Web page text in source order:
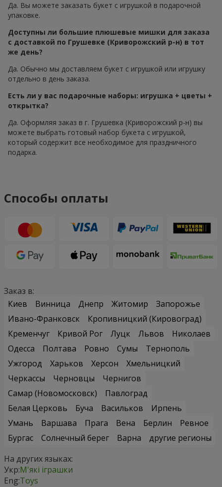
Да. Вы можете заказать букет с игрушкой в подарочной
упаковке.
Доступны ли большие плюшевые мишки для заказа
с доставкой по Грушевке (Криворожский р-н) в тот
же день?
Да. Обычно мы доставляем букет с игрушкой или игрушку
отдельно в день заказа.
Есть ли у вас подарочные наборы: игрушка + цветы +
открытка?
Да. Оформляя заказ в г. Грушевка (Криворожский р-н) вы
можете выбрать готовый набор букета с игрушкой,
который содержит все необходимое для праздничного
подарка.
Способы оплаты
Заказ в:
Киев
Винница Днепр Житомир
Запорожье
Ивано-Франковск
Кропивницкий (Кировоград)
Кременчуг
Кривой Рог Луцк Львов
Николаев
Одесса
Полтава Ровно Сумы
Тернополь
Ужгород
Харьков Херсон
Хмельницкий
Черкассы
Черновцы
Чернигов
Самар (Новомосковск)
Павлоград
Белая Церковь
Буча Васильков
Ирпень
Умань
Варшава Прага Вена Берлин
Ревное
Бургас
Солнечный берег Варна
другие регионы
На других языках:
Укр:М'які іграшки
Eng:Toys